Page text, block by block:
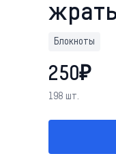
Блокноты
250₽
198 шт.